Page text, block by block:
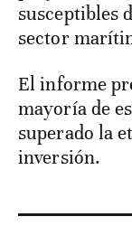
susceptibles
sector
El informe
mayoría de
superado la
inversión.